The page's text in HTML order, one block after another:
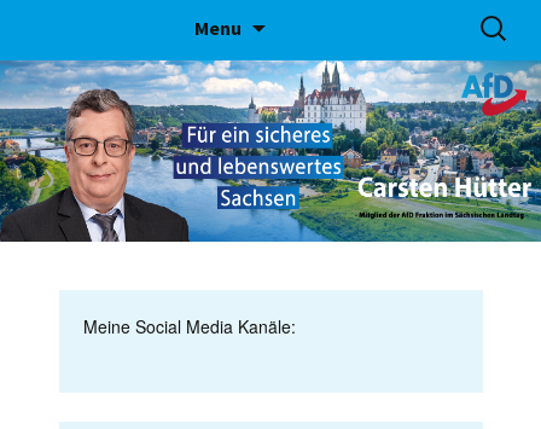
Menu
content
Suchen
nach:
Meine Social Media Kanäle: